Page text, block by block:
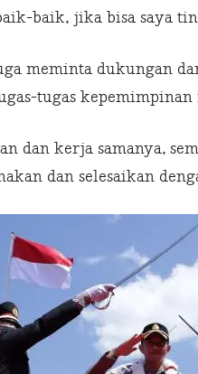
baik, jika bisa saya
meminta dukungan
tugas
dan kerja samanya,
dan selesaikan